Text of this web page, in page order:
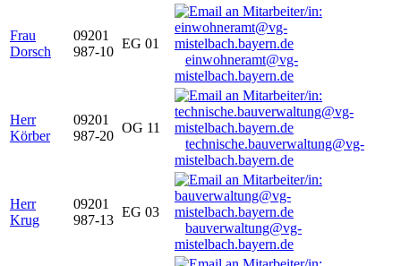
Frau
Dorsch
09201
987-10
EG 01
einwohneramt@vg-
mistelbach.bayern.de
Herr
Körber
09201
987-20
OG 11
technische.bauverwaltung@vg-
mistelbach.bayern.de
Herr
Krug
09201
987-13
EG 03
bauverwaltung@vg-
mistelbach.bayern.de